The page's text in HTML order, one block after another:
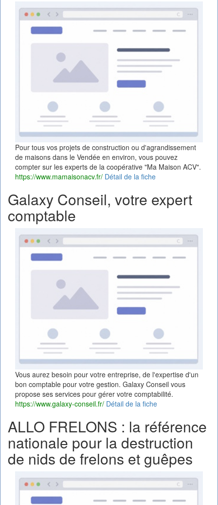
Pour tous vos projets de construction ou d'agrandissement
de maisons dans le Vendée en environ, vous pouvez
compter sur les experts de la coopérative "Ma Maison ACV".
https://www.mamaisonacv.fr/ Détail de la fiche
Galaxy Conseil, votre expert
comptable
Vous aurez besoin pour votre entreprise, de l'expertise d'un
bon comptable pour votre gestion. Galaxy Conseil vous
propose ses services pour gérer votre comptabilité.
https://www.galaxy-conseil.fr/ Détail de la fiche
ALLO FRELONS : la référence
nationale pour la destruction
de nids de frelons et guêpes